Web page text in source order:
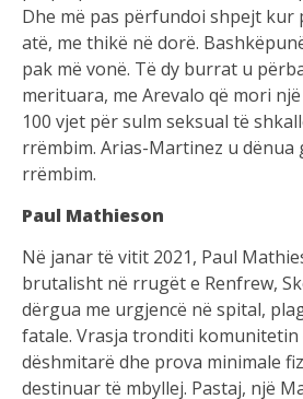
Dhe më pas përfundoi shpejt kur
atë, me thikë në dorë.
pak më vonë. Të dy burrat u
merituara, me Arevalo që mori
100 vjet për sulm seksual të
rrëmbim. Arias-Martinez u
rrëmbim.
Paul Mathieson
Në janar të vitit 2021, Paul
brutalisht në rrugët e Renfrew,
dërgua me urgjencë në spital,
fatale. Vrasja tronditi komunitetin
dëshmitarë dhe prova minimale
destinuar të mbyllej. Pastaj, një